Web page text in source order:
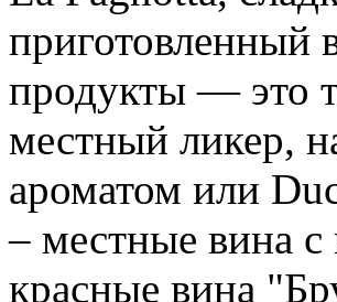
приготовленный
продукты — это
местный ликер,
ароматом или
– местные вина
красные вина